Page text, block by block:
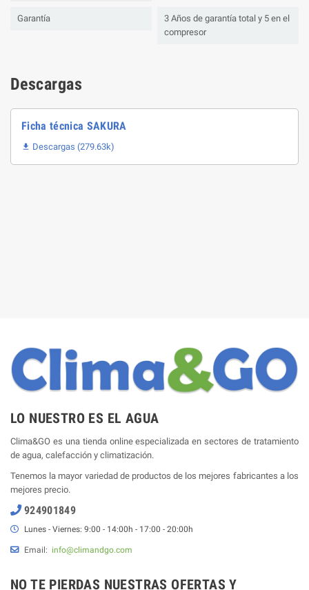
Garantía
3 Años de garantía total y 5 en el
compresor
Descargas
Ficha técnica SAKURA
 Descargas (279.63k)
LO NUESTRO ES EL AGUA
Clima&GO es una tienda online especializada en sectores de tratamiento
de agua, calefacción y climatización.
Tenemos la mayor variedad de productos de los mejores fabricantes a los
mejores precio.
924901849
Lunes - Viernes: 9:00 - 14:00h - 17:00 - 20:00h
Email: info@climandgo.com
NO TE PIERDAS NUESTRAS OFERTAS Y